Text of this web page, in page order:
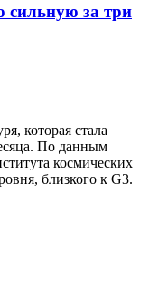
сильную за три
которая стала
По данным
космических
близкого к G3.